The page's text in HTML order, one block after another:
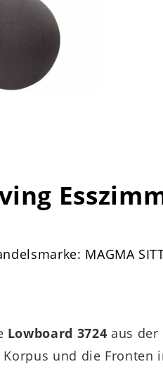
MAGMA
Lowboard 3724 aus
und die Fronten